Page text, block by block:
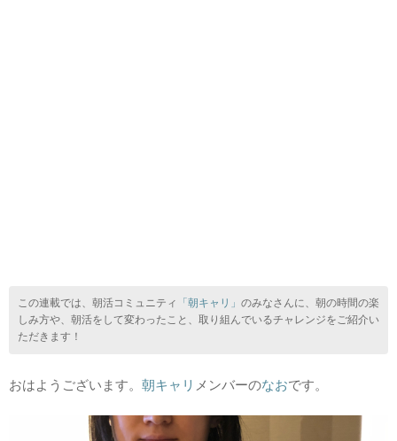
この連載では、朝活コミュニティ 「朝キャリ」 のみなさんに、朝の時間の楽
しみ方や、朝活をして変わったこと、取り組んでいるチャレンジをご紹介い
ただきます！
おはようございます。 朝キャリ メンバーのなおです。